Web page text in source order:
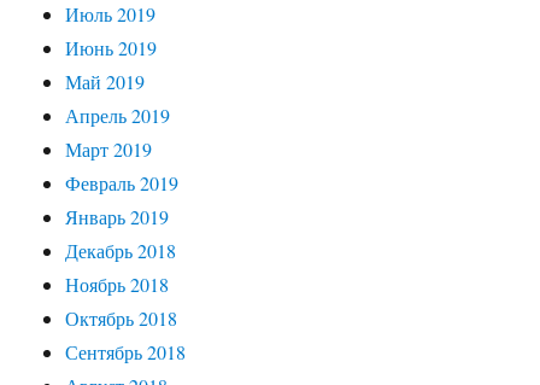
Июль 2019
Июнь 2019
Май 2019
Апрель 2019
Март 2019
Февраль 2019
Январь 2019
Декабрь 2018
Ноябрь 2018
Октябрь 2018
Сентябрь 2018